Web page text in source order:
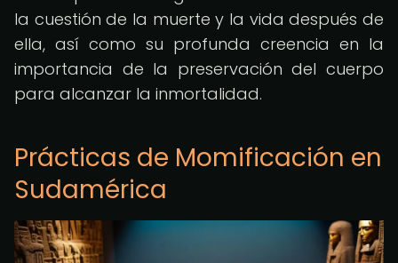
la cuestión de la muerte y la vida después de
ella, así como su profunda creencia en la
importancia de la preservación del cuerpo
para alcanzar la inmortalidad.
Prácticas de Momificación en
Sudamérica